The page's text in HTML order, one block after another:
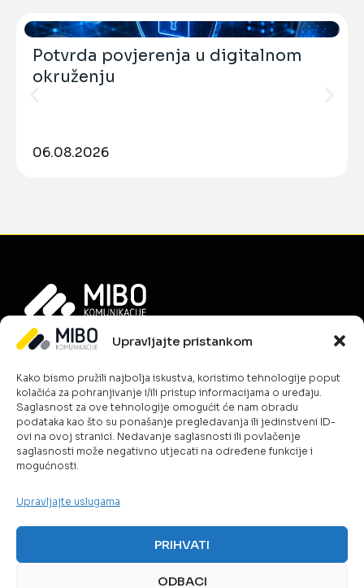
Upravljajte pristankom
Kako bismo pružili najbolja iskustva, koristimo tehnologije poput
kolačića za pohranjivanje i/ili pristup informacijama o uređaju.
Saglasnost za ove tehnologije omogućit će nam obradu
podataka kao što su ponašanje pregledavanja ili jedinstveni ID-
ovi na ovoj stranici. Nedavanje saglasnosti ili povlačenje
saglasnosti može negativno utjecati na određene funkcije i
mogućnosti.
Upravljajte uslugama
PRIHVATI
ODBACI
Potvrda povjerenja u digitalnom
okruženju
06.08.2026
Informacije
Novosti
Karijera
Uslovi poslovanja
Kontakt
ICT & Cloud
Pametno upravljanje energijom